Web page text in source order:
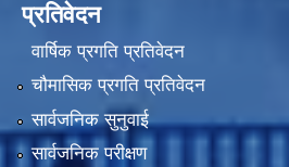
प्रतिवेदन
वार्षिक प्रगति प्रतिवेदन
चौमासिक प्रगति प्रतिवेदन
सार्वजनिक सुनुवाई
सार्वजनिक परीक्षण